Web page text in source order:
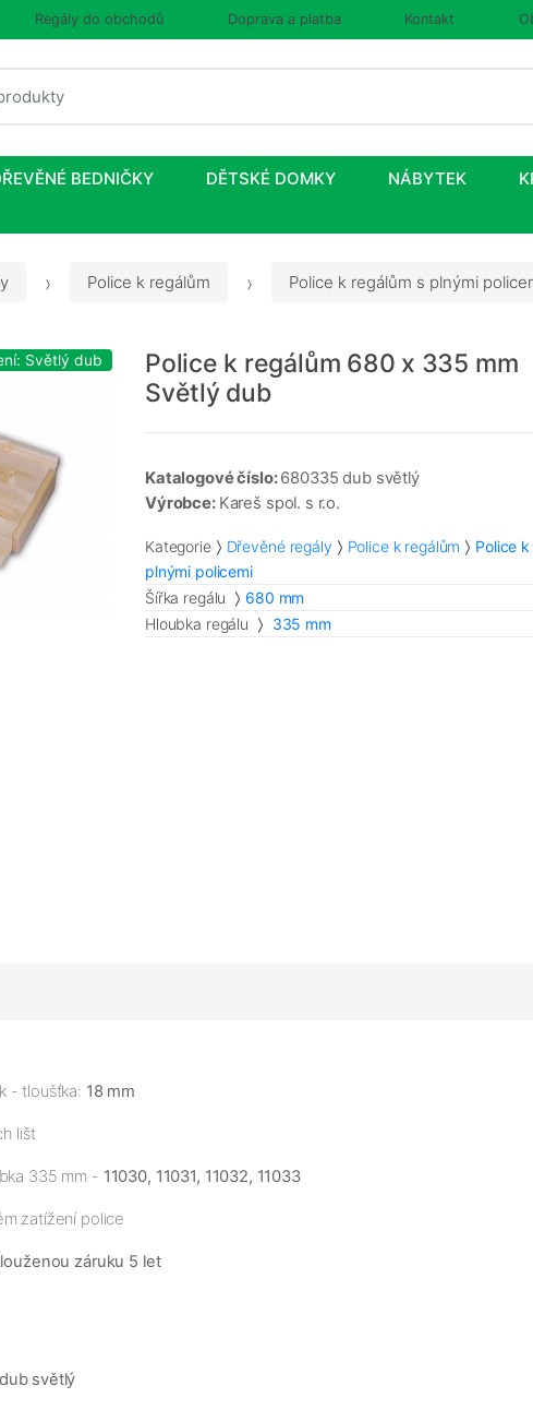
Regály do obchodů Doprava a platba Kontakt
BEDNIČKY DĚTSKÉ DOMKY NÁBYTEK
Police k regálům Police k regálům s plnými
Světlý dub
Police k regálům 680 x 335 mm
Světlý dub
Katalogové číslo:680335 dub světlý
Výrobce: Kareš spol. s r.o.
Kategorie Dřevěné regály Police k regálům
Police
plnými policemi
Šířka regálu
680 mm
Hloubka regálu
335 mm
- tloušťka: 18 mm
lišt
335 mm - 11030, 11031, 11032, 11033
zatížení police
záruku 5 let
dub světlý